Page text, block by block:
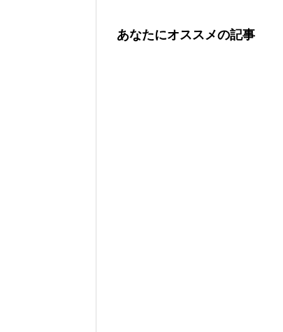
あなたにオススメの記事